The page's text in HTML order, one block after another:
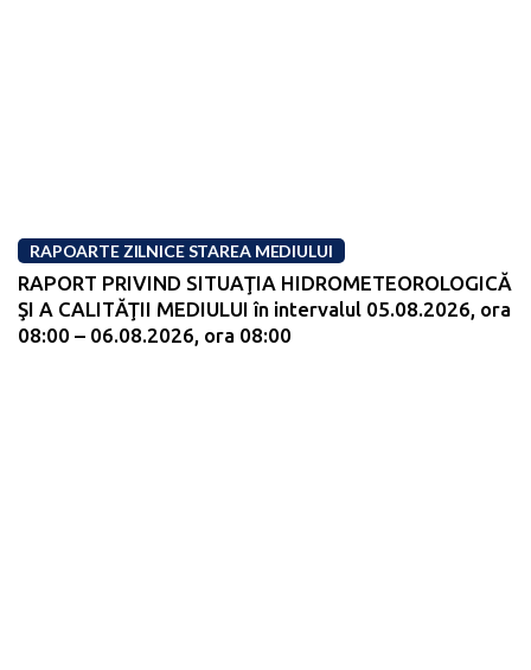
RAPOARTE ZILNICE STAREA MEDIULUI
RAPORT PRIVIND SITUAŢIA HIDROMETEOROLOGICĂ
ŞI A CALITĂŢII MEDIULUI în intervalul 05.08.2026, ora
08:00 – 06.08.2026, ora 08:00